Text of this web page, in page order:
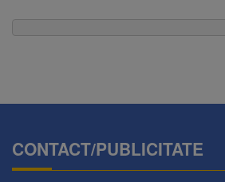
CONTACT/PUBLICITATE